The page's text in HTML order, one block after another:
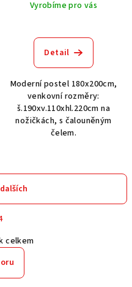
Vyrobíme pro vás
Detail
Moderní postel 180x200cm,
venkovní rozměry:
š.190xv.110xhl.220cm na
nožičkách, s čalouněným
čelem.
celkem